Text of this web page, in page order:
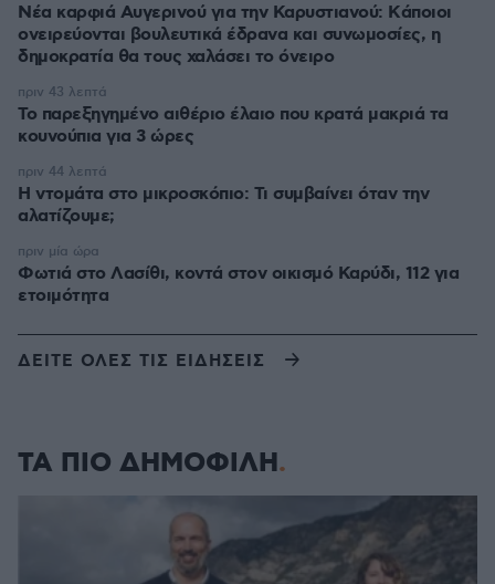
Νέα καρφιά Αυγερινού για την Καρυστιανού: Kάποιοι
ονειρεύονται βουλευτικά έδρανα και συνωμοσίες, η
δημοκρατία θα τους χαλάσει το όνειρο
Το παρεξηγημένο αιθέριο έλαιο που κρατά μακριά τα
κουνούπια για 3 ώρες
πριν 43 λεπτά
Η ντομάτα στο μικροσκόπιο: Τι συμβαίνει όταν την
αλατίζουμε;
πριν 44 λεπτά
Φωτιά στο Λασίθι, κοντά στον οικισμό Καρύδι, 112 για
ετοιμότητα
πριν μία ώρα
ΔΕΙΤΕ ΟΛΕΣ ΤΙΣ ΕΙΔΗΣΕΙΣ
ΤΑ ΠΙΟ ΔΗΜΟΦΙΛΗ